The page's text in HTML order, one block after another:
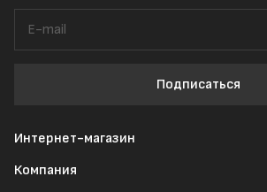
Подписаться
Интернет-магазин
Компания